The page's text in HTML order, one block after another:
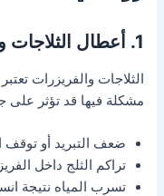
1. أعطال الثلاجات والفريزرات
الثلاجات والفريزرات
مشكلة فيها قد تؤثر على
ضعف التبريد أو توقف
تراكم الثلج داخل
تسرب المياه نتيجة